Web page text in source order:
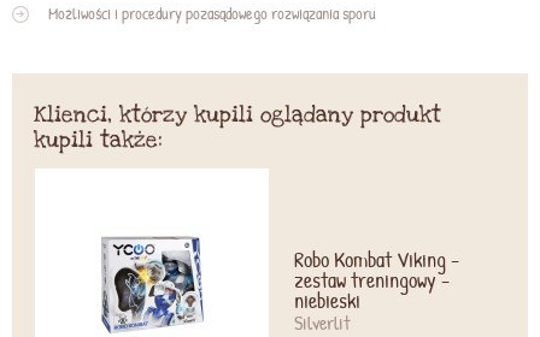
Możliwości i procedury pozasądowego rozwiązania sporu
Klienci, którzy kupili oglądany produkt
kupili także:
Robo Kombat Viking -
zestaw treningowy -
niebieski
Silverlit